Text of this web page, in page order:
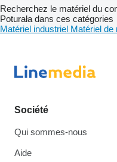
Recherchez le matériel du
Poturała dans ces catégories
Matériel industriel Matériel de
Société
Qui sommes-nous
Aide